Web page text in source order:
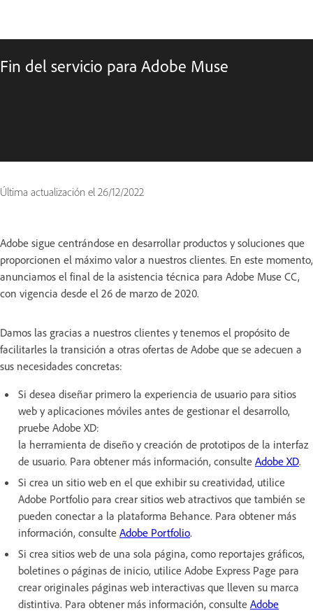
Fin del servicio para Adobe Muse
Última actualización el 26/12/2022
Adobe sigue centrándose en desarrollar productos y soluciones que
proporcionen el máximo valor a nuestros clientes. En este momento,
anunciamos el final de la asistencia técnica para Adobe Muse CC,
con vigencia desde el 26 de marzo de 2020.
Damos las gracias a nuestros clientes y tenemos el propósito de
facilitarles la transición a otras ofertas de Adobe que se adecuen a
sus necesidades concretas:
Si desea diseñar primero la experiencia de usuario para sitios
web y aplicaciones móviles antes de gestionar el desarrollo,
pruebe Adobe XD:
la herramienta de diseño y creación de prototipos de la interfaz
de usuario. Para obtener más información, consulte Adobe XD.
Si crea un sitio web en el que exhibir su creatividad, utilice
Adobe Portfolio para crear sitios web atractivos que también se
pueden conectar a la plataforma Behance. Para obtener más
información, consulte Adobe Portfolio.
Si crea sitios web de una sola página, como reportajes gráficos,
boletines o páginas de inicio, utilice Adobe Express Page para
crear originales páginas web interactivas que lleven su marca
distintiva. Para obtener más información, consulte Adobe